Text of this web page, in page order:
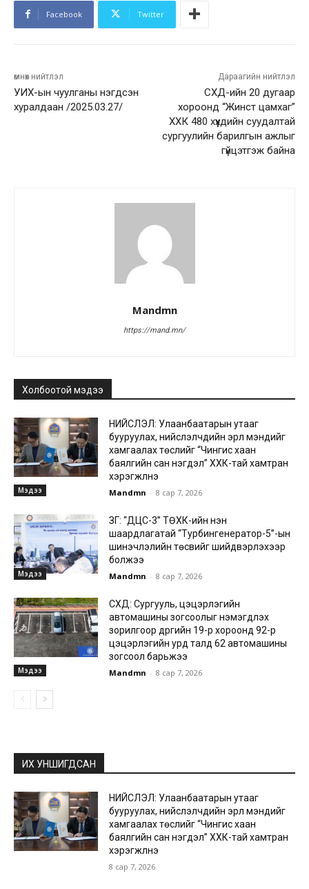
Facebook Twitter
өмнөх нийтлэл
УИХ-ын чуулганы нэгдсэн
хуралдаан /2025.03.27/
Дараагийн нийтлэл
СХД-ийн 20 дугаар
хороонд “Жинст цамхаг”
ХХК 480 хүүхдийн суудалтай
сургуулийн барилгын ажлыг
гүйцэтгэж байна
Mandmn
https://mand.mn/
Холбоотой мэдээ
Мэдээ
НИЙСЛЭЛ: Улаанбаатарын утааг
бууруулах, нийслэлчүүдийн эрүүл мэндийг
хамгаалах төслийг “Чингис хаан
баялгийн сан нэгдэл” ХХК-тай хамтран
хэрэгжүүлнэ
Mandmn - 8 сар 7, 2026
Мэдээ
ЗГ: “ДЦС-3” ТӨХК-ийн нэн
шаардлагатай “Турбингенератор-5”-ын
шинэчлэлийн төсвийг шийдвэрлэхээр
болжээ
Mandmn - 8 сар 7, 2026
Мэдээ
СХД: Сургууль, цэцэрлэгийн
автомашины зогсоолыг нэмэгдүүлэх
зорилгоор дүүргийн 19-р хороонд 92-р
цэцэрлэгийн урд талд 62 автомашины
зогсоол барьжээ
Mandmn - 8 сар 7, 2026
ИХ УНШИГДСАН
НИЙСЛЭЛ: Улаанбаатарын утааг
бууруулах, нийслэлчүүдийн эрүүл мэндийг
хамгаалах төслийг “Чингис хаан
баялгийн сан нэгдэл” ХХК-тай хамтран
хэрэгжүүлнэ
8 сар 7, 2026